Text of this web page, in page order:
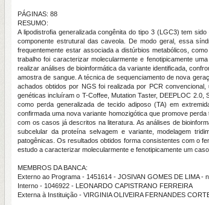
PÁGINAS: 88
RESUMO:
A lipodistrofia generalizada congênita do tipo 3 (LGC3) tem
componente estrutural das caveola. De modo geral, essa
frequentemente estar associada a distúrbios metabólicos,
trabalho foi caracterizar molecularmente e fenotipicamente
realizar análises de bioinformática da variante identificada,
amostra de sangue. A técnica de sequenciamento de nova
achados obtidos por NGS foi realizada por PCR
genéticas incluíram o T-Coffee, Mutation Taster, DEEPLOC
como perda generalizada de tecido adiposo (TA) em
confirmada uma nova variante homozigótica que promove
com os casos já descritos na literatura. As análises de
subcelular da proteína selvagem e variante, modelagem
patogênicas. Os resultados obtidos forma consistentes com o
estudo a caracterizar molecularmente e fenotipicamente um
MEMBROS DA BANCA:
Externo ao Programa - 1451614 - JOSIVAN GOMES DE LIMA -
Interno - 1046922 - LEONARDO CAPISTRANO FERREIRA
Externa à Instituição - VIRGINIA OLIVEIRA FERNANDES